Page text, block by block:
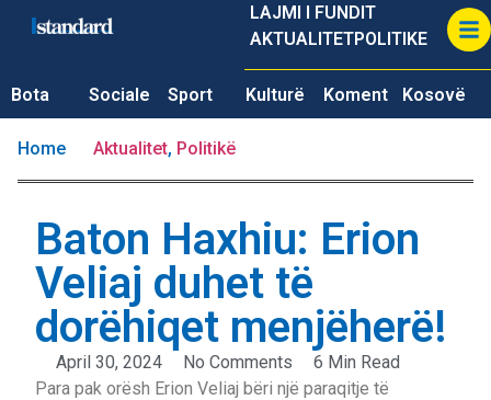
LAJMI I FUNDIT
AKTUALITETPOLITIKE
Bota Sociale Sport Kulturë Koment Kosovë
Home Aktualitet, Politikë
Baton Haxhiu: Erion
Veliaj duhet të
dorëhiqet menjëherë!
April 30, 2024 No Comments
6 Min Read
Para pak orësh Erion Veliaj bëri një paraqitje të